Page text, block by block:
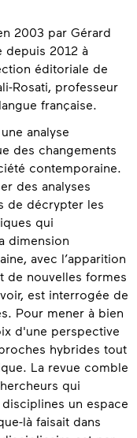
2003 par Gérard
depuis 2012 à
éditoriale de
Rosati, professeur
française.
analyse
des changements
contemporaine.
des analyses
de décrypter les
qui
dimension
avec l’apparition
de nouvelles formes
est interrogée de
Pour mener à bien
d'une perspective
hybrides tout
La revue comble
qui
un espace
là faisait dans